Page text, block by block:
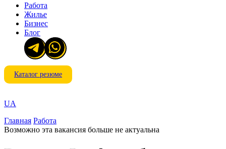
Работа
Жилье
Бизнес
Блог
Каталог резюме
UA
Главная Работа
Возможно эта вакансия больше не актуальна